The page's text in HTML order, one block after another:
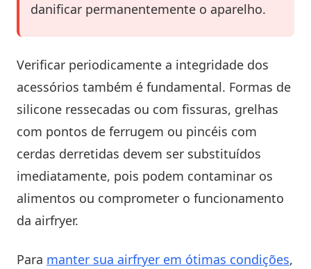
danificar permanentemente o aparelho.
Verificar periodicamente a integridade dos
acessórios também é fundamental. Formas de
silicone ressecadas ou com fissuras, grelhas
com pontos de ferrugem ou pincéis com
cerdas derretidas devem ser substituídos
imediatamente, pois podem contaminar os
alimentos ou comprometer o funcionamento
da airfryer.
Para manter sua airfryer em ótimas condições,